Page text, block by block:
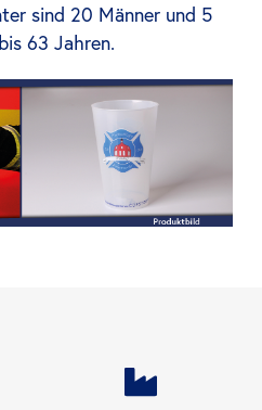
sind 20 Männer und 5
63 Jahren.